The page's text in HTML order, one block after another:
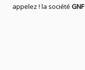
appelez ! la sociétéGNF